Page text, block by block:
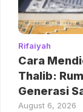
Rifaiyah
Cara
Thalib:
Generasi
August 6, 2026